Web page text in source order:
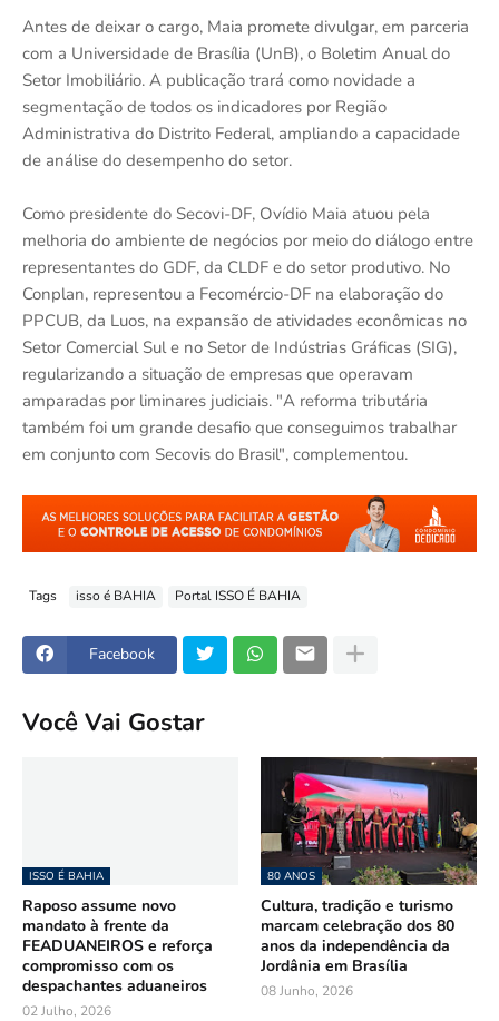
Antes de deixar o cargo, Maia promete divulgar, em parceria
com a Universidade de Brasília (UnB), o Boletim Anual do
Setor Imobiliário. A publicação trará como novidade a
segmentação de todos os indicadores por Região
Administrativa do Distrito Federal, ampliando a capacidade
de análise do desempenho do setor.
Como presidente do Secovi-DF, Ovídio Maia atuou pela
melhoria do ambiente de negócios por meio do diálogo entre
representantes do GDF, da CLDF e do setor produtivo. No
Conplan, representou a Fecomércio-DF na elaboração do
PPCUB, da Luos, na expansão de atividades econômicas no
Setor Comercial Sul e no Setor de Indústrias Gráficas (SIG),
regularizando a situação de empresas que operavam
amparadas por liminares judiciais. "A reforma tributária
também foi um grande desafio que conseguimos trabalhar
em conjunto com Secovis do Brasil", complementou.
Tags isso é BAHIA Portal ISSO É BAHIA
Facebook
Você Vai Gostar
ISSO É BAHIA
Raposo assume novo
mandato à frente da
FEADUANEIROS e reforça
compromisso com os
despachantes aduaneiros
02 Julho, 2026
80 ANOS
Cultura, tradição e turismo
marcam celebração dos 80
anos da independência da
Jordânia em Brasília
08 Junho, 2026